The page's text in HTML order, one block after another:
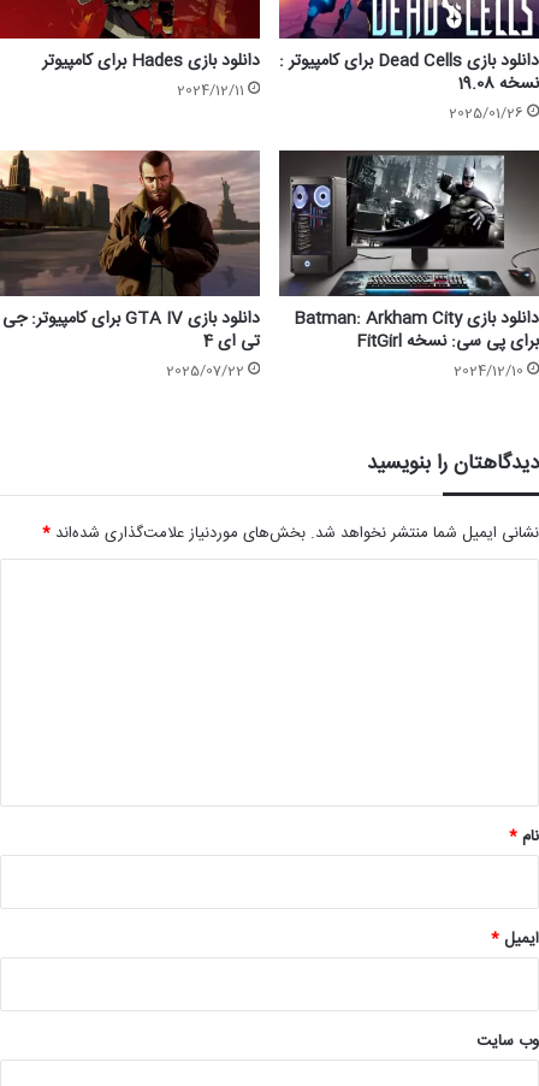
دانلود بازی Dead Cells برای کامپیوتر :
نسخه 19.08
2025/01/26
دانلود بازی Hades برای کامپیوتر
2024/12/11
دانلود بازی Batman: Arkham City
برای پی سی: نسخه FitGirl
2024/12/10
دانلود بازی GTA IV برای کامپیوتر: جی
تی ای 4
2025/07/22
دیدگاهتان را بنویسید
نشانی ایمیل شما منتشر نخواهد شد. بخش‌های موردنیاز علامت‌گذاری شده‌اند *
نام*
ایمیل*
وب‌ سایت